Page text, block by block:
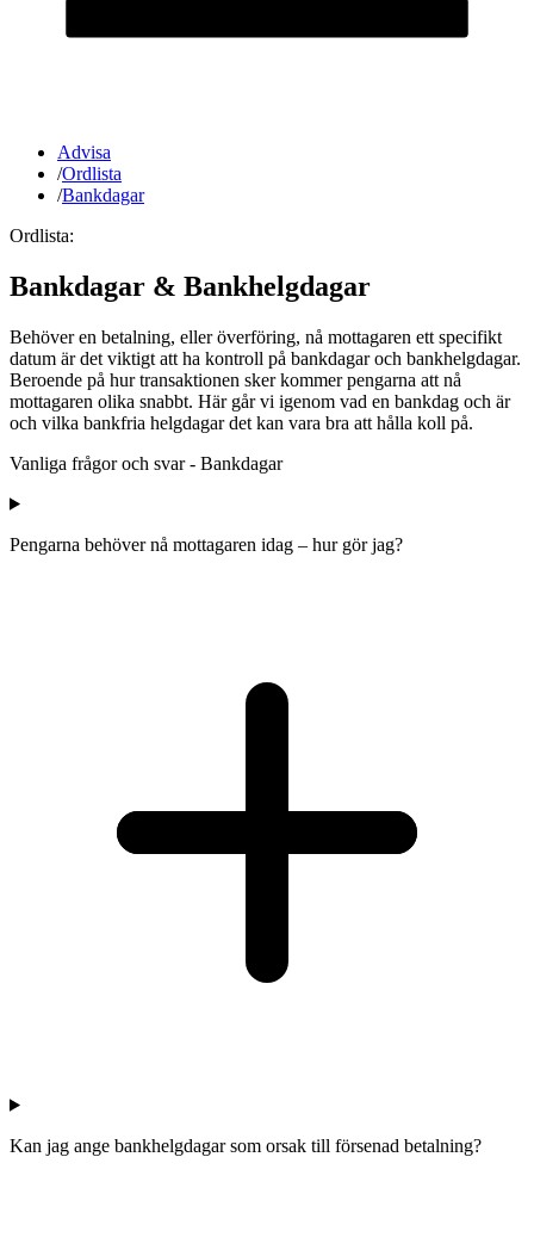
Advisa
/Ordlista
/Bankdagar
Ordlista:
Bankdagar & Bankhelgdagar
Behöver en betalning, eller överföring, nå mottagaren ett specifikt
datum är det viktigt att ha kontroll på bankdagar och bankhelgdagar.
Beroende på hur transaktionen sker kommer pengarna att nå
mottagaren olika snabbt. Här går vi igenom vad en bankdag och är
och vilka bankfria helgdagar det kan vara bra att hålla koll på.
Vanliga frågor och svar - Bankdagar
Pengarna behöver nå mottagaren idag – hur gör jag?
Kan jag ange bankhelgdagar som orsak till försenad betalning?